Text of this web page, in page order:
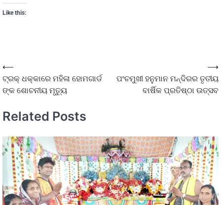
Like this:
⟵
ଟ୍ରକ୍ ଧକ୍କାରେ ମହିଳା ହୋମଗାର୍ଡ
ଙ୍କ ଶୋଚନୀୟ ମୃତ୍ୟୁ
ପଂଚମୁଖୀ ହନୁମାନ ମନ୍ଦିରର ତୃତୀୟ
ବାର୍ଷିକ ପ୍ରତିଷ୍ଠା ଉତ୍ସବ
⟶
Related Posts